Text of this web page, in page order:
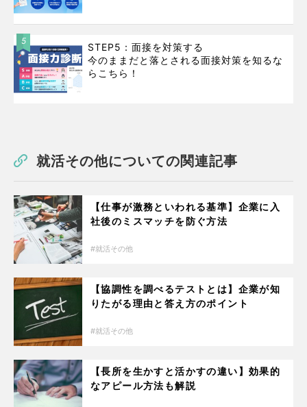
5
STEP5：面接を対策する
今のままだと落とされる面接対策を知るな
らこちら！
就活その他についての関連記事
【仕事が激務といわれる基準】企業に入
社後のミスマッチを防ぐ方法
就活その他
【協調性を調べるテストとは】企業が知
りたがる理由と答え方のポイント
就活その他
【長所を生かすと活かすの違い】効果的
なアピール方法も解説